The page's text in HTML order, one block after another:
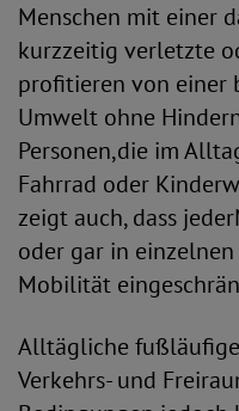
Menschen mit einer
kurzzeitig verletzte
profitieren von einer
Umwelt ohne
Personen,die im
Fahrrad oder
zeigt auch, dass
oder gar in
Mobilität
Alltägliche
Verkehrs- und